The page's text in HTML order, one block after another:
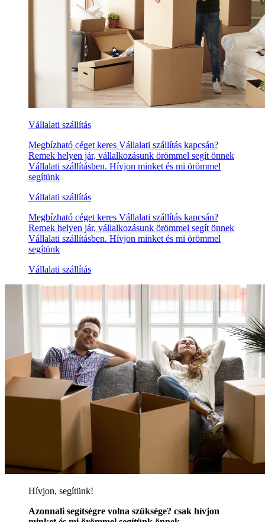
Vállalati szállítás
Megbízható céget keres Vállalati szállítás kapcsán?
Remek helyen jár, vállalkozásunk örömmel segít önnek
Vállalati szállításben. Hívjon minket és mi örömmel
segítünk
Vállalati szállítás
Megbízható céget keres Vállalati szállítás kapcsán?
Remek helyen jár, vállalkozásunk örömmel segít önnek
Vállalati szállításben. Hívjon minket és mi örömmel
segítünk
Vállalati szállítás
Hívjon, segítünk!
Azonnali segítségre volna szüksége? csak hívjon